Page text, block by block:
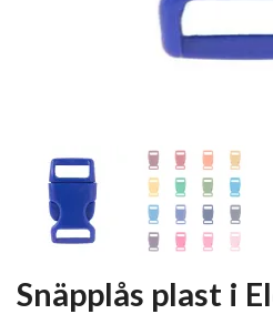
Snäpplås plast i